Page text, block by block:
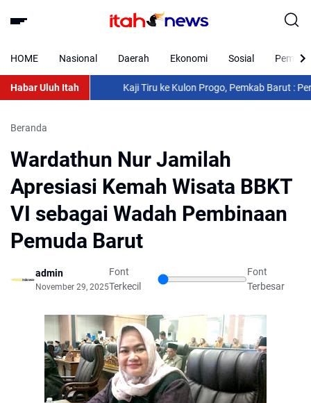
HOME Nasional Daerah Ekonomi Sosial
Habar Uluh Itah Kaji Tiru ke Kulon Progo, Pemkab Barut :
Beranda
Wardathun Nur Jamilah
Apresiasi Kemah Wisata BBKT
VI sebagai Wadah Pembinaan
Pemuda Barut
admin
November 29, 2025
Font
Terkecil
Font
Terbesar